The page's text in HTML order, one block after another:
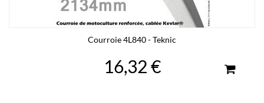
Courroie 4L840 - Teknic
16,32 €